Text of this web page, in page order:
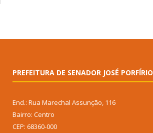
PREFEITURA DE SENADOR JOSÉ PORFÍRIO
End.: Rua Marechal Assunção, 116
Bairro: Centro
CEP: 68360-000